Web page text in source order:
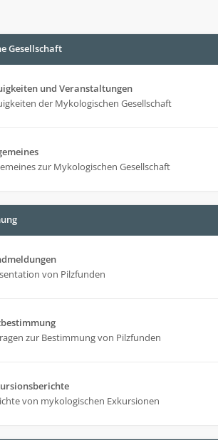
Gesellschaft
und Veranstaltungen
der Mykologischen Gesellschaft
zur Mykologischen Gesellschaft
von Pilzfunden
zur Bestimmung von Pilzfunden
von mykologischen Exkursionen